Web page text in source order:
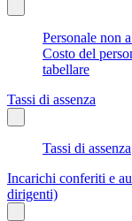
Personale non
Costo del
tabellare
Tassi di assenza
Tassi di assenza
Incarichi conferiti e
dirigenti)